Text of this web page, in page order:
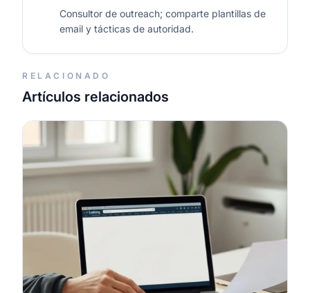
Consultor de outreach; comparte plantillas de
email y tácticas de autoridad.
RELACIONADO
Artículos relacionados